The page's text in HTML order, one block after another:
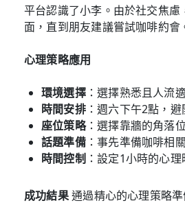
平台認識了小李。由於社交焦
面，直到朋友建議嘗試咖啡約會
心理策略應用
環境選擇：選擇熟悉且人流
時間安排：週六下午2點，避
座位策略：選擇靠牆的角落
話題準備：事先準備咖啡相
時間控制 ：設定1小時的心
成功結果通過精心的心理策略